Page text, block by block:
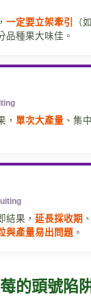
一定要立架牽引
（
品種果大味佳。
， 單次大產量 、集
結果， 延長採收期
與產量易出問題 。
的頭號陷